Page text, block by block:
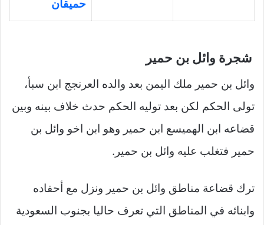
حميقان
شجرة وائل بن حمير
وائل بن حمير ملك اليمن بعد والده العرنجج ابن سبأ،
تولى الحكم لكن بعد توليه الحكم حدث خلاف بينه وبين
قضاعه ابن الهميسع ابن حمير وهو ابن اخو وائل بن
حمير فتغلب عليه وائل بن حمير.
ترك قضاعة مناطق وائل بن حمير ونزل مع أحفاده
وابنائه في المناطق التي تعرف حاليا بجنوب السعودية